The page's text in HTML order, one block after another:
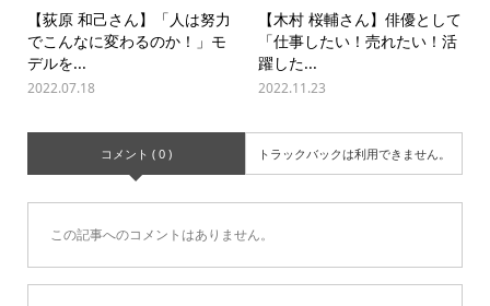
【荻原 和己さん】「人は努力
でこんなに変わるのか！」モ
デルを...
2022.07.18
【木村 桜輔さん】俳優として
「仕事したい！売れたい！活
躍した...
2022.11.23
コメント ( 0 ) トラックバックは利用できません。
この記事へのコメントはありません。